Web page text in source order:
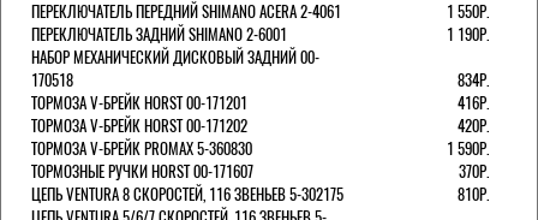
ПЕРЕКЛЮЧАТЕЛЬ ПЕРЕДНИЙ SHIMANO ACERA 2-4061
1 550Р.
ПЕРЕКЛЮЧАТЕЛЬ ЗАДНИЙ SHIMANO 2-6001
1 190Р.
НАБОР МЕХАНИЧЕСКИЙ ДИСКОВЫЙ ЗАДНИЙ 00-
170518
834Р.
ТОРМОЗА V-БРЕЙК HORST 00-171201
416Р.
ТОРМОЗА V-БРЕЙК HORST 00-171202
420Р.
ТОРМОЗА V-БРЕЙК PROMAX 5-360830
1 590Р.
ТОРМОЗНЫЕ РУЧКИ HORST 00-171607
370Р.
ЦЕПЬ VENTURA 8 СКОРОСТЕЙ, 116 ЗВЕНЬЕВ 5-302175
810Р.